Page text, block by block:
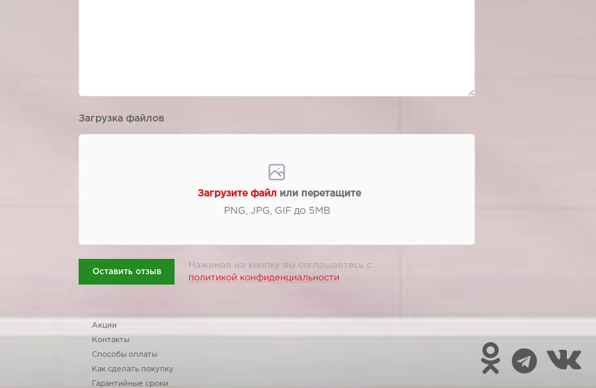
Загрузка файлов
Загрузите файл или перетащите
PNG, JPG, GIF до 5МВ
Оставить отзыв
Нажимая на кнопку вы соглашаетесь с
политикой конфиденциальности
Акции
Контакты
Способы оплаты
Как сделать покупку
Гарантийные сроки